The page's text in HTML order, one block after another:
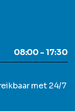
08:00 - 17:30
met 24/7